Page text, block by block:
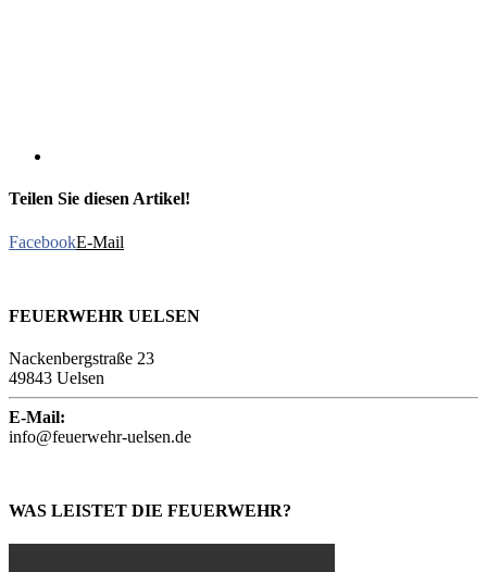
Teilen Sie diesen Artikel!
FacebookE-Mail
FEUERWEHR UELSEN
Nackenbergstraße 23
49843 Uelsen
E-Mail:
info@feuerwehr-uelsen.de
WAS LEISTET DIE FEUERWEHR?